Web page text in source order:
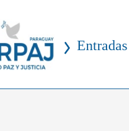
Entradas